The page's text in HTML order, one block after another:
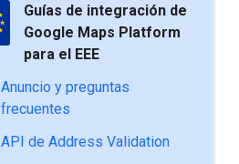
Guías de integración de
Google Maps Platform
para el EEE
Anuncio y preguntas
frecuentes
API de Address Validation